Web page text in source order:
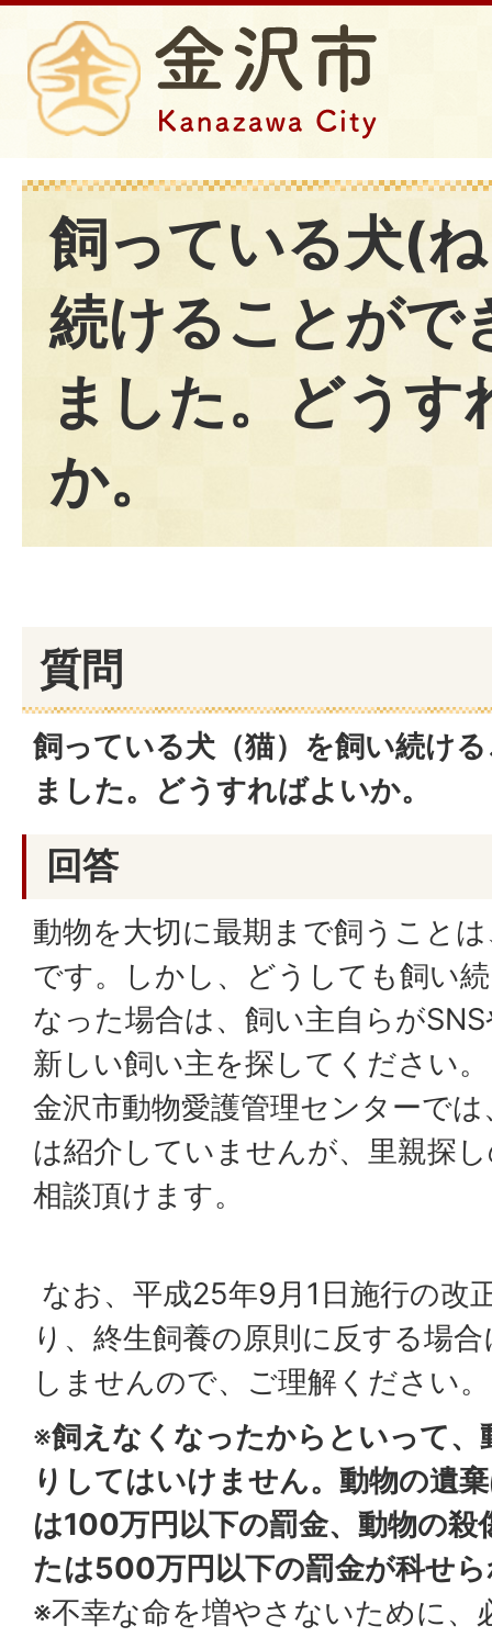
飼っている犬(
続けることがで
ました。どうす
か。
質問
飼っている犬（猫）を飼い続け
ました。どうすればよいか。
回答
動物を大切に最期まで飼うこと
です。しかし、どうしても飼い
なった場合は、飼い主自らが
新しい飼い主を探してください。
金沢市動物愛護管理センターで
は紹介していませんが、里親探
相談頂けます。
なお、平成25年9月1日施行の改
り、終生飼養の原則に反する場
しませんので、ご理解ください。
※飼えなくなったからといって
りしてはいけません。動物の遺
は100万円以下の罰金、動物の
たは500万円以下の罰金が科せ
※不幸な命を増やさないために、